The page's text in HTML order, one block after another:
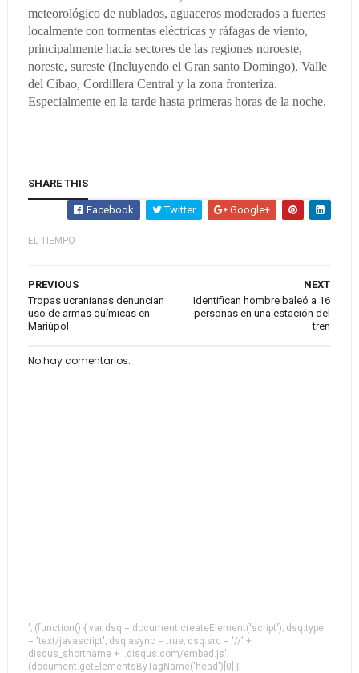
meteorológico de nublados, aguaceros moderados a fuertes
localmente con tormentas eléctricas y ráfagas de viento,
principalmente hacia sectores de las regiones noroeste,
noreste, sureste (Incluyendo el Gran santo Domingo), Valle
del Cibao, Cordillera Central y la zona fronteriza.
Especialmente en la tarde hasta primeras horas de la noche.
SHARE THIS
Facebook Twitter Google+
EL TIEMPO
NEXT
Identifican hombre baleó a 16
personas en una estación del
tren
PREVIOUS
Tropas ucranianas denuncian
uso de armas químicas en
Mariúpol
No hay comentarios.
'; (function() { var dsq = document.createElement('script'); dsq.type
= 'text/javascript'; dsq.async = true; dsq.src = '//' +
disqus_shortname + '.disqus.com/embed.js';
(document.getElementsByTagName('head')[0] ||